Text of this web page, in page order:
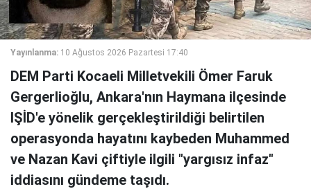
Yayınlanma: 10 Ağustos 2026 Pazartesi 17:40
DEM Parti Kocaeli Milletvekili Ömer Faruk
Gergerlioğlu, Ankara'nın Haymana ilçesinde
IŞİD'e yönelik gerçekleştirildiği belirtilen
operasyonda hayatını kaybeden Muhammed
ve Nazan Kavi çiftiyle ilgili "yargısız infaz"
iddiasını gündeme taşıdı.